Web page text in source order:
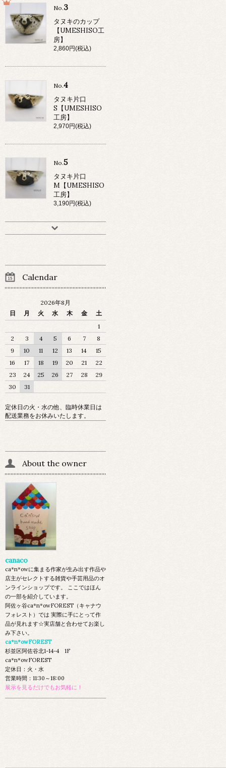
No.3
タヌキのカップ
【UMESHISO工
房】
2,860円(税込)
No.4
タヌキ片口
S【UMESHISO
工房】
2,970円(税込)
No.5
タヌキ片口
M【UMESHISO
工房】
3,190円(税込)
Calendar
2026年8月
日
月 火 水 木 金
土
1
2
3 4 5 6 7
8
9
10 11 12 13 14
15
16
17 18 19 20 21
22
23
24 25 26 27 28
29
30
31
定休日の火・水の他、臨時休業日は
配送業務をお休みいたします。
About the owner
canaco
ca*n*owに集まる作家が生み出す作品や
店主がセレクトする雑貨や手芸用品のオ
ンラインショップです。 ここではほん
の一部を紹介しています。
阿佐ヶ谷ca*n*owFOREST（キャナウ
フォレスト）では 実際に手にとって作
品が見れます☆実店舗と合わせてお楽し
み下さい。
ca*n*owFOREST
杉並区阿佐谷北1-14-4 1F
ca*n*owFOREST
定休日：火・水
営業時間：11:30～18:00
展示を見るだけでもお気軽に！